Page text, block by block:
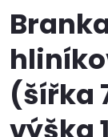
(šířka